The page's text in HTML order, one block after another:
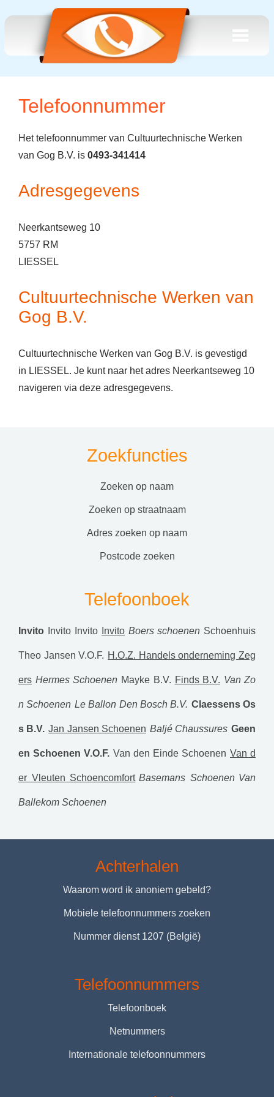
Telefoonnummer
Het telefoonnummer van Cultuurtechnische Werken
van Gog B.V. is 0493-341414
Adresgegevens
Neerkantseweg 10
5757 RM
LIESSEL
Cultuurtechnische Werken van
Gog B.V.
Cultuurtechnische Werken van Gog B.V. is gevestigd
in LIESSEL. Je kunt naar het adres Neerkantseweg 10
navigeren via deze adresgegevens.
Zoekfuncties
zoeken op naam
zoeken op straatnaam
adres zoeken op naam
postcode zoeken
Telefoonboek
Invito Invito Invito Invito Boers schoenen Schoenhuis
Theo Jansen V.O.F. H.O.Z. Handels onderneming Zeg
ers Hermes Schoenen Mayke B.V. Finds B.V. Van Zo
n Schoenen Le Ballon Den Bosch B.V. Claessens Os
s B.V. Jan Jansen Schoenen Baljé Chaussures Geen
en Schoenen V.O.F. Van den Einde Schoenen Van d
er Vleuten Schoencomfort Basemans Schoenen Van
Ballekom Schoenen
Achterhalen
Waarom word ik anoniem gebeld?
Mobiele telefoonnummers zoeken
Nummer dienst 1207 (België)
Telefoonnummers
Telefoonboek
Netnummers
Internationale telefoonnummers